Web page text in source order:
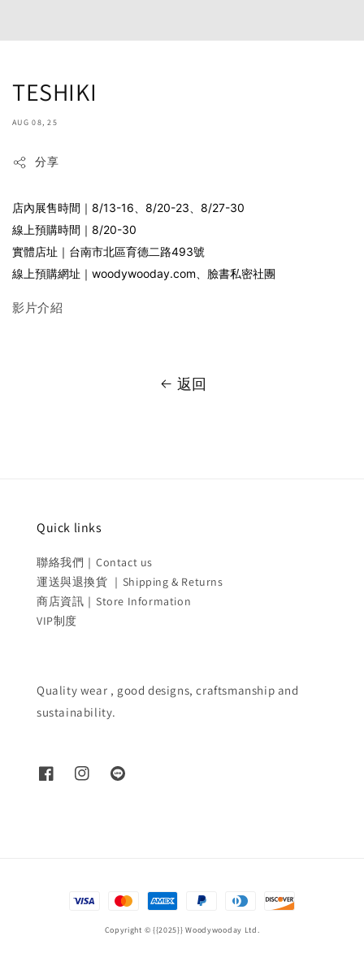
TESHIKI
AUG 08, 25
分享
店內展售時間｜8/13-16、8/20-23、8/27-30
線上預購時間｜8/20-30
實體店址｜台南市北區育德二路493號
線上預購網址｜woodywooday.com、臉書私密社團
影片介紹
返回
Quick links
聯絡我們｜Contact us
運送與退換貨 ｜Shipping & Returns
商店資訊｜Store Information
VIP制度
Quality wear , good designs, craftsmanship and
sustainability.
Copyright © {{2025}} Woodywooday Ltd.